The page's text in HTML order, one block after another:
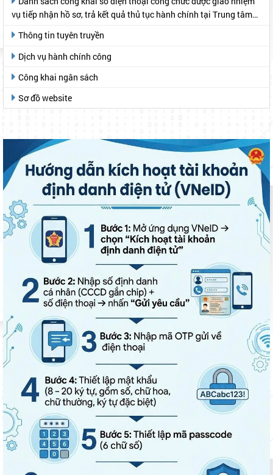
vụ tiếp nhận hồ sơ, trả kết quả thủ tục hành chính tại Trung tâm
Thông tin tuyên truyền
Dịch vụ hành chính công
Công khai ngân sách
Sơ đồ website